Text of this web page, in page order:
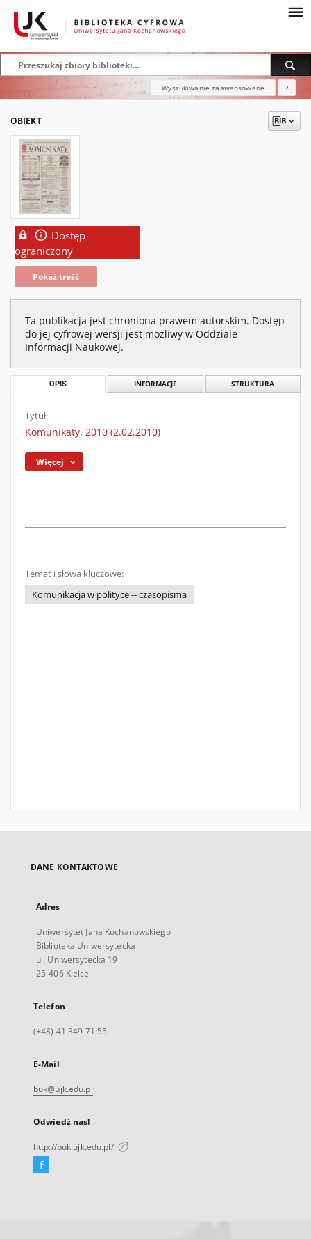
Wyszukiwanie zaawansowane ?
OBIEKT
Dostęp
ograniczony
Pokaż treść
Ta publikacja jest chroniona prawem autorskim. Dostęp
do jej cyfrowej wersji jest możliwy w Oddziale
Informacji Naukowej.
OPIS INFORMACJE STRUKTURA
Tytuł:
Komunikaty. 2010 (2.02.2010)
Więcej
Temat i słowa kluczowe:
Komunikacja w polityce -- czasopisma
DANE KONTAKTOWE
Adres
Uniwersytet Jana Kochanowskiego
Biblioteka Uniwersytecka
ul. Uniwersytecka 19
25-406 Kielce
Telefon
(+48) 41 349 71 55
E-Mail
buk@ujk.edu.pl
Odwiedź nas!
http://buk.ujk.edu.pl/
Facebook